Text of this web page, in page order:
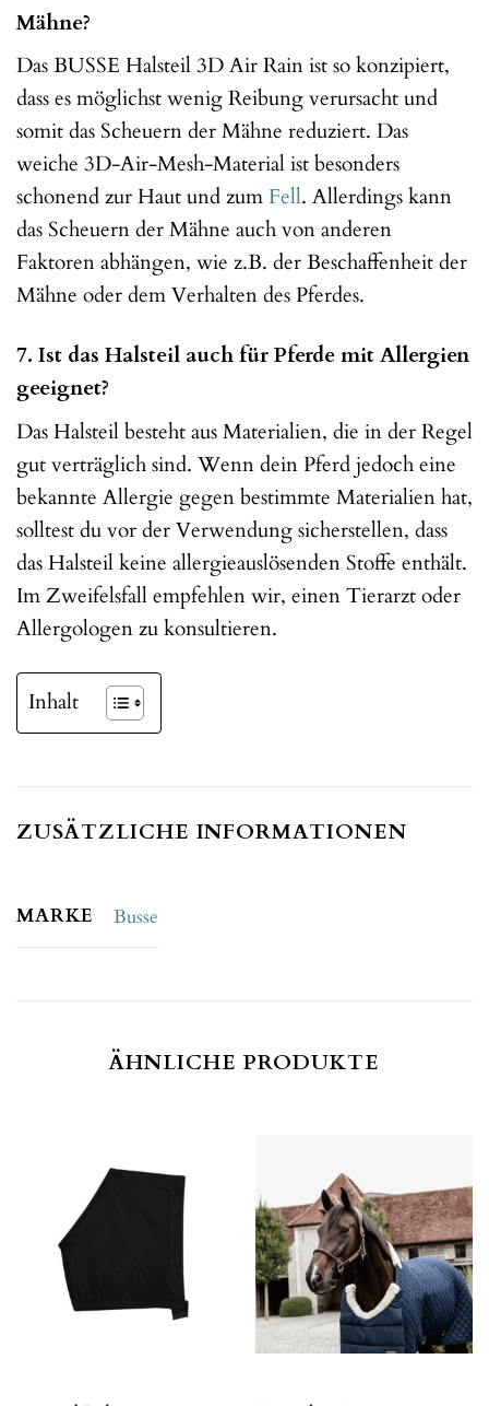
Mähne?
Das BUSSE Halsteil 3D Air Rain ist so konzipiert,
dass es möglichst wenig Reibung verursacht und
somit das Scheuern der Mähne reduziert. Das
weiche 3D-Air-Mesh-Material ist besonders
schonend zur Haut und zum Fell. Allerdings kann
das Scheuern der Mähne auch von anderen
Faktoren abhängen, wie z.B. der Beschaffenheit der
Mähne oder dem Verhalten des Pferdes.
7. Ist das Halsteil auch für Pferde mit Allergien
geeignet?
Das Halsteil besteht aus Materialien, die in der Regel
gut verträglich sind. Wenn dein Pferd jedoch eine
bekannte Allergie gegen bestimmte Materialien hat,
solltest du vor der Verwendung sicherstellen, dass
das Halsteil keine allergieauslösenden Stoffe enthält.
Im Zweifelsfall empfehlen wir, einen Tierarzt oder
Allergologen zu konsultieren.
Inhalt
ZUSÄTZLICHE INFORMATIONEN
MARKE Busse
ÄHNLICHE PRODUKTE